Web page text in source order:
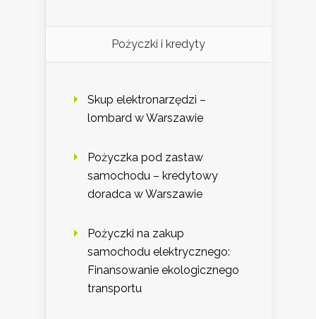
Pożyczki i kredyty
Skup elektronarzędzi –
lombard w Warszawie
Pożyczka pod zastaw
samochodu – kredytowy
doradca w Warszawie
Pożyczki na zakup
samochodu elektrycznego:
Finansowanie ekologicznego
transportu